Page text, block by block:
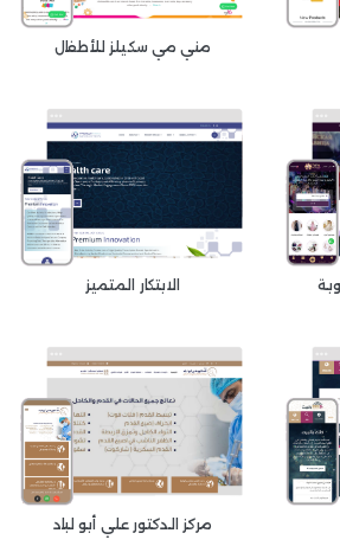
مني مي سكيلز للأطفال
الابتكار المتميز
مركز الدكتور علي أبو لباد